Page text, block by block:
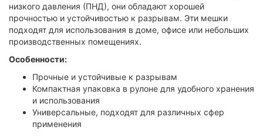
низкого давления (ПНД), они обладают хорошей
прочностью и устойчивостью к разрывам. Эти мешки
подходят для использования в доме, офисе или небольших
производственных помещениях.
Особенности:
Прочные и устойчивые к разрывам
Компактная упаковка в рулоне для удобного хранения
и использования
Универсальные, подходят для различных сфер
применения